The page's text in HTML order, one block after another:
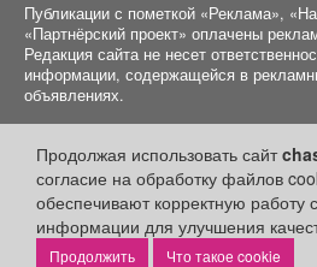
Продолжая использовать сайт
согласие на обработку файлов
обеспечивают корректную работу
информации для улучшения
Что такое cookie
Публикации с пометкой «Реклама»,
«Партнёрский проект» оплачены
Редакция сайта не несет
информации, содержащейся в
объявлениях.
+16